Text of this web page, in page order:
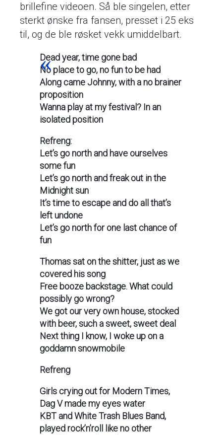
brillefine videoen. Så ble singelen, etter
sterkt ønske fra fansen, presset i 25 eks
til, og de ble røsket vekk umiddelbart.
Dead year, time gone bad
No place to go, no fun to be had
Along came Johnny, with a no brainer
proposition
Wanna play at my festival? In an
isolated position
Refreng:
Let’s go north and have ourselves
some fun
Let’s go north and freak out in the
Midnight sun
It’s time to escape and do all that’s
left undone
Let’s go north for one last chance of
fun
Thomas sat on the shitter, just as we
covered his song
Free booze backstage. What could
possibly go wrong?
We got our very own house, stocked
with beer, such a sweet, sweet deal
Next thing I know, I woke up on a
goddamn snowmobile
Refreng
Girls crying out for Modern Times,
Dag V made my eyes water
KBT and White Trash Blues Band,
played rock’n’roll like no other